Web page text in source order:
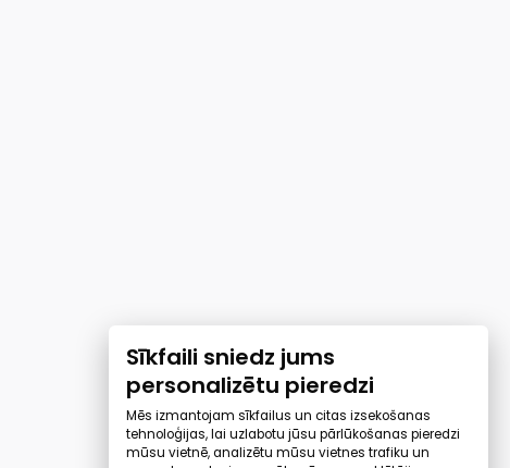
Sīkfaili sniedz jums
personalizētu pieredzi
Mēs izmantojam sīkfailus un citas izsekošanas
tehnoloģijas, lai uzlabotu jūsu pārlūkošanas pieredzi
mūsu vietnē, analizētu mūsu vietnes trafiku un